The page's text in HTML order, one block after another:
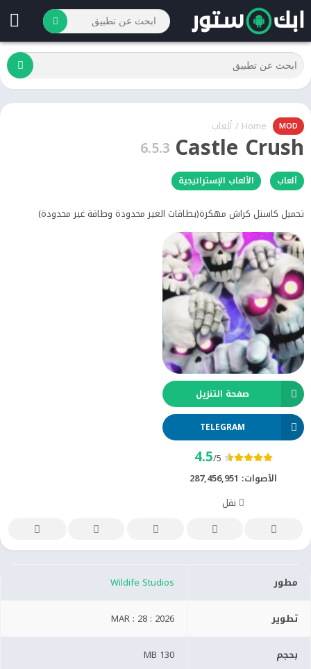
MOD
Home
/ ألعاب
Castle Crush
6.5.3
ألعاب الألعاب الإستراتيجية
تحميل كاستل كراش مهكرة(بطاقات الغير محدودة وطاقة غير محدودة)
صفحة التنزيل
TELEGRAM
4.5/5
الأصوات: 287,456,951
نقل
مطور Wildife Studios
تطوير MAR : 28 : 2026
بحجم 130 MB